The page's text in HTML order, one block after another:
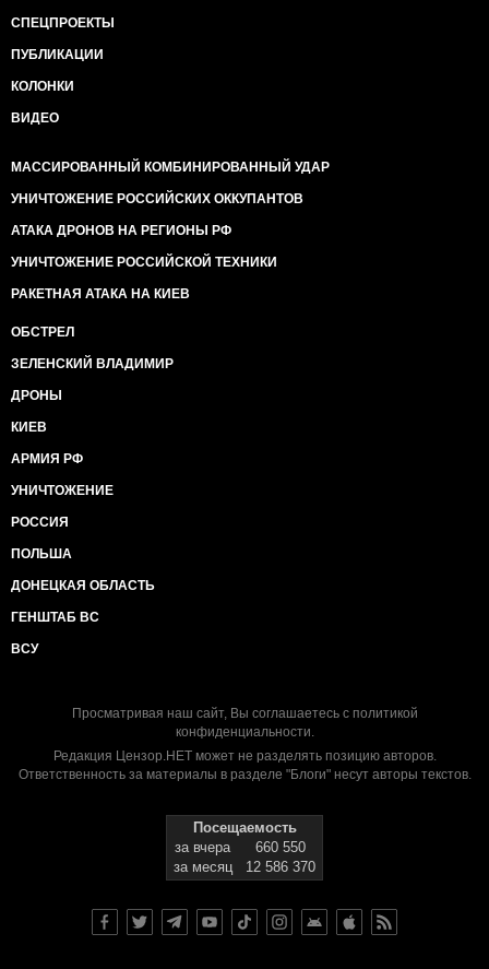
СПЕЦПРОЕКТЫ
ПУБЛИКАЦИИ
КОЛОНКИ
ВИДЕО
МАССИРОВАННЫЙ КОМБИНИРОВАННЫЙ УДАР
УНИЧТОЖЕНИЕ РОССИЙСКИХ ОККУПАНТОВ
АТАКА ДРОНОВ НА РЕГИОНЫ РФ
УНИЧТОЖЕНИЕ РОССИЙСКОЙ ТЕХНИКИ
РАКЕТНАЯ АТАКА НА КИЕВ
ОБСТРЕЛ
ЗЕЛЕНСКИЙ ВЛАДИМИР
ДРОНЫ
КИЕВ
АРМИЯ РФ
УНИЧТОЖЕНИЕ
РОССИЯ
ПОЛЬША
ДОНЕЦКАЯ ОБЛАСТЬ
ГЕНШТАБ ВС
ВСУ
Просматривая наш сайт, Вы соглашаетесь с политикой
конфиденциальности.
Редакция Цензор.НЕТ может не разделять позицию авторов.
Ответственность за материалы в разделе "Блоги" несут авторы текстов.
Посещаемость
за вчера
660 550
за месяц
12 586 370